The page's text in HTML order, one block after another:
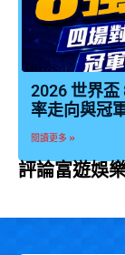
2026 世界盃
率走向與冠
閱讀更多 »
評論富遊娛